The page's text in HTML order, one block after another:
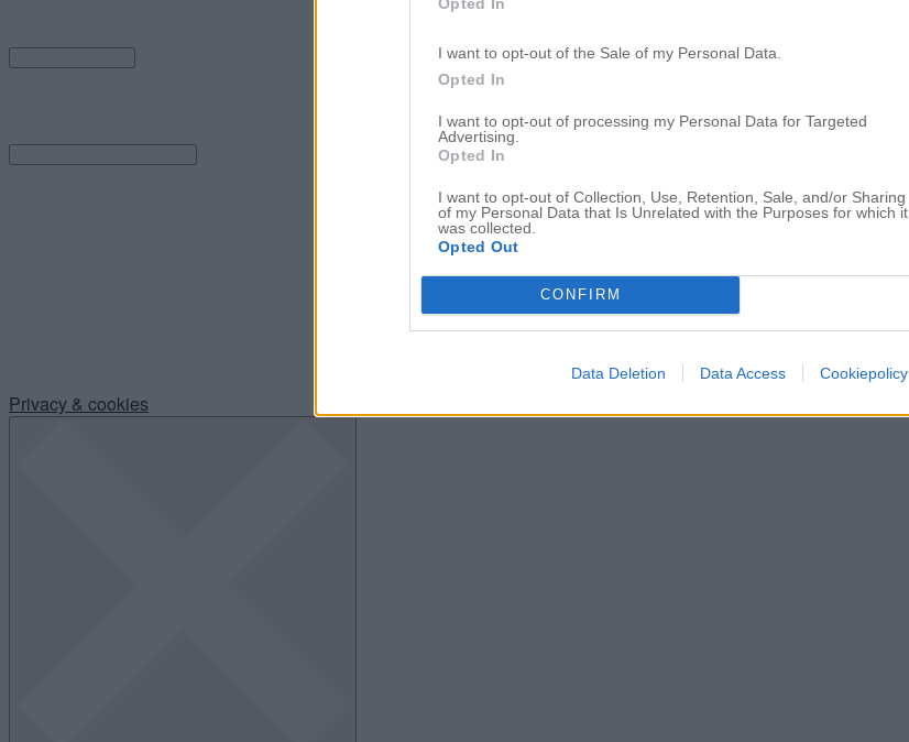
I want to opt-out of the Sale of my Personal Data.
Opted In
I want to opt-out of processing my Personal Data for Targeted
Advertising.
Opted In
I want to opt-out of Collection, Use, Retention, Sale, and/or Sharing
of my Personal Data that Is Unrelated with the Purposes for which it
was collected.
Opted Out
CONFIRM
Data Deletion Data Access Cookiepolicy
Arkiv
Category
Privacy & cookies